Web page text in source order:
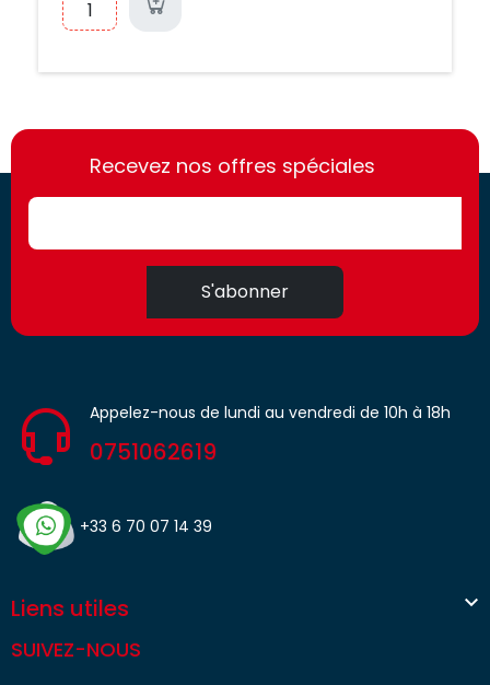
https://france-
access.fr
https://france-
access.fr
Recevez nos offres spéciales
S'abonner
Appelez-nous de lundi au vendredi de 10h à 18h
0751062619
+33 6 70 07 14 39
Liens utiles 
SUIVEZ-NOUS